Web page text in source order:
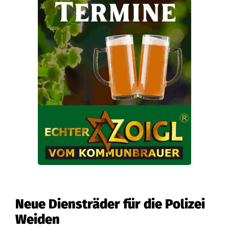
Neue Diensträder für die Polizei
Weiden